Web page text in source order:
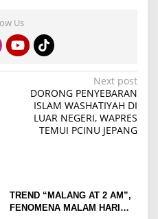
Us
Next post
DORONG PENYEBARAN
ISLAM WASHATIYAH DI
LUAR NEGERI, WAPRES
TEMUI PCINU JEPANG
TREND “MALANG AT 2 AM”,
FENOMENA MALAM HARI